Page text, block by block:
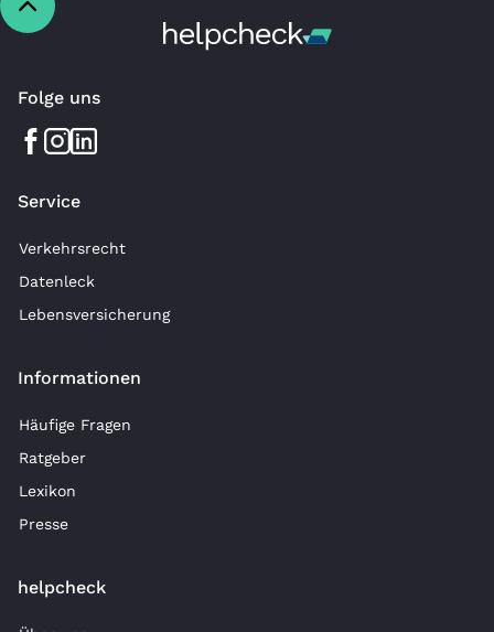
Folge uns
Service
Verkehrsrecht
Datenleck
Lebensversicherung
Informationen
Häufige Fragen
Ratgeber
Lexikon
Presse
helpcheck